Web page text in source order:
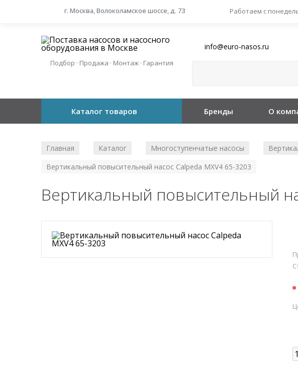
г. Москва, Волоколамское шоссе, д. 73 Работаем с
Подбор · Продажа · Монтаж · Гарантия
info@euro-nasos.ru
Каталог товаров Бренды О
Главная Каталог Многоступенчатые насосы
Вертикальный повысительный насос Calpeda MXV4 65-3203
Вертикальный повысительный